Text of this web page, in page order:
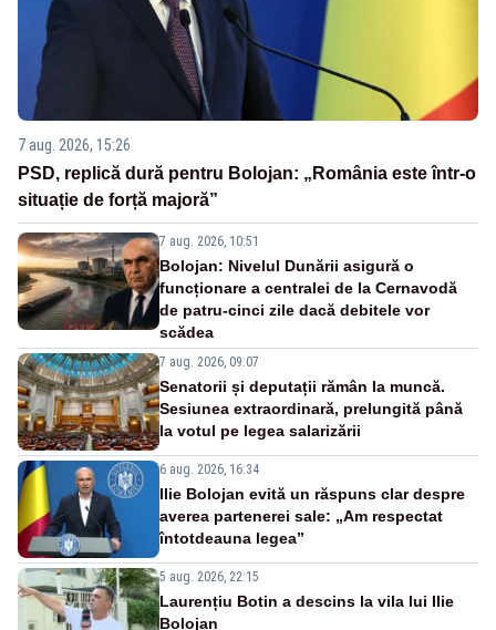
7 aug. 2026, 15:26
PSD, replică dură pentru Bolojan: „România este într-o
situație de forță majoră”
7 aug. 2026, 10:51
Bolojan: Nivelul Dunării asigură o
funcționare a centralei de la Cernavodă
de patru-cinci zile dacă debitele vor
scădea
7 aug. 2026, 09:07
Senatorii și deputații rămân la muncă.
Sesiunea extraordinară, prelungită până
la votul pe legea salarizării
6 aug. 2026, 16:34
Ilie Bolojan evită un răspuns clar despre
averea partenerei sale: „Am respectat
întotdeauna legea”
5 aug. 2026, 22:15
Laurențiu Botin a descins la vila lui Ilie
Bolojan